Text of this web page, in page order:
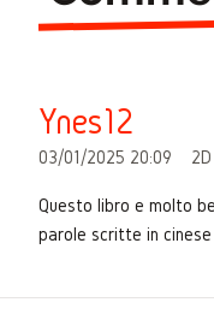
Ynes12
03/01/2025 20:09
Questo libro e molto
parole scritte in